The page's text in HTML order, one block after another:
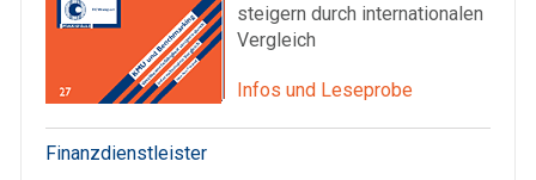
steigern durch internationalen
Vergleich
Infos und Leseprobe
Finanzdienstleister